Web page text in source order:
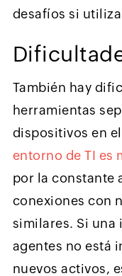
desafíos si
También hay
herramientas
dispositivos en
entorno de TI es
por la constante
conexiones con
similares. Si una
agentes no está
nuevos activos,